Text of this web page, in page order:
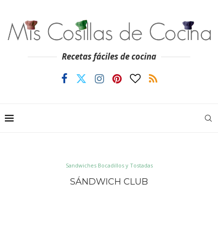
Recetas fáciles de cocina
Sandwiches Bocadillos y Tostadas
SÁNDWICH CLUB